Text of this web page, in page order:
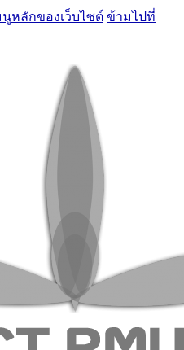
หลักของเว็บไซต์ ข้ามไปที่